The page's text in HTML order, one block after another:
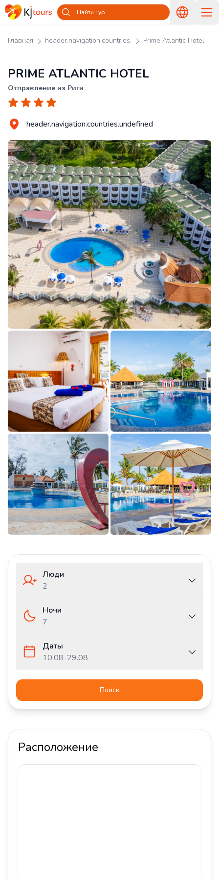
Найти Тур
Главная header.navigation.countries. Prime Atlantic Hotel
PRIME ATLANTIC HOTEL
Отправление из Риги
header.navigation.countries.undefined
Люди
2
Ночи
7
Даты
10.08-29.08
Поиск
Расположение